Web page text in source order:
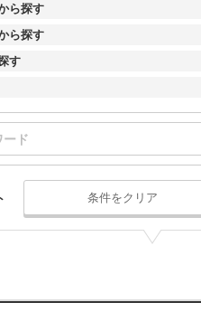
ら探す
ら探す
す
条件をクリア